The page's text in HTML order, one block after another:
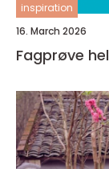
inspiration
16. March 2026